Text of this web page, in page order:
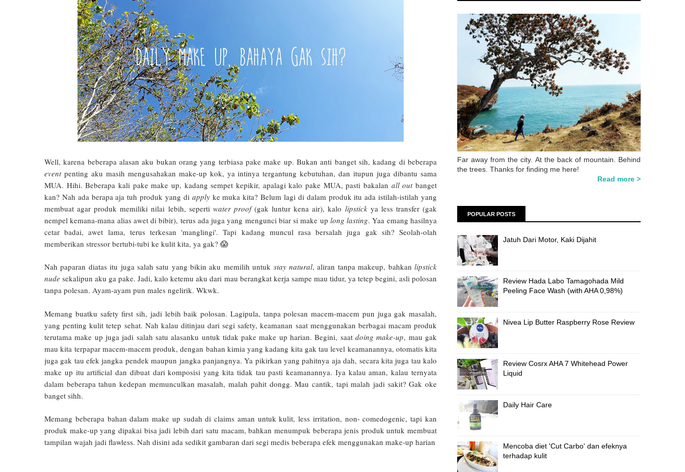
Well, karena beberapa alasan aku bukan orang yang terbiasa pake make up. Bukan anti banget sih, kadang di beberapa
eventpenting aku masih mengusahakan make-up kok, ya intinya tergantung kebutuhan, dan itupun juga dibantu sama
MUA. Hihi. Beberapa kali pake make up, kadang sempet kepikir, apalagi kalo pake MUA, pasti bakalan all outbanget
kan? Nah ada berapa aja tuh produk yang di apply ke muka kita? Belum lagi di dalam produk itu ada istilah-istilah yang
membuat agar produk memiliki nilai lebih, seperti water proof(gak luntur kena air), kalo lipstickya less transfer (gak
nempel kemana-mana alias awet di bibir), terus ada juga yang mengunci biar si make up long lasting. Yaa emang hasilnya
cetar badai, awet lama, terus terkesan 'manglingi'. Tapi kadang muncul rasa bersalah juga gak sih? Seolah-olah
memberikan stressor bertubi-tubi ke kulit kita, ya gak? 😱
Nah paparan diatas itu juga salah satu yang bikin aku memilih untuk stay natural, aliran tanpa makeup, bahkanlipstick
nude sekalipun aku ga pake. Jadi, kalo ketemu aku dari mau berangkat kerja sampe mau tidur, ya tetep begini, asli polosan
tanpa polesan. Ayam-ayam pun males ngelirik. Wkwk.
Memang buatku safety first sih, jadi lebih baik polosan. Lagipula, tanpa polesan macem-macem pun juga gak masalah,
yang penting kulit tetep sehat. Nah kalau ditinjau dari segi safety, keamanan saat menggunakan berbagai macam produk
terutama make up juga jadi salah satu alasanku untuk tidak pake make up harian. Begini, saatdoing make-up, mau gak
mau kita terpapar macem-macem produk, dengan bahan kimia yang kadang kita gak tau level keamanannya, otomatis kita
juga gak tau efek jangka pendek maupun jangka panjangnya. Ya pikirkan yang pahitnya aja dah, secara kita juga tau kalo
make up itu artificial dan dibuat dari komposisi yang kita tidak tau pasti keamanannya. Iya kalau aman, kalau ternyata
dalam beberapa tahun kedepan memunculkan masalah, malah pahit dongg. Mau cantik, tapi malah jadi sakit? Gak oke
banget sihh.
Memang beberapa bahan dalam make up sudah di claims aman untuk kulit, less irritation, non- comedogenic, tapi kan
produk make-up yang dipakai bisa jadi lebih dari satu macam, bahkan menumpuk beberapa jenis produk untuk membuat
tampilan wajah jadi flawless. Nah disini ada sedikit gambaran dari segi medis beberapa efek menggunakan make-up harian
Far away from the city. At the back of mountain. Behind
the trees. Thanks for finding me here!
Read more >
POPULAR POSTS
Jatuh Dari Motor, Kaki Dijahit
Review Hada Labo Tamagohada Mild
Peeling Face Wash (with AHA 0,98%)
Nivea Lip Butter Raspberry Rose Review
Review Cosrx AHA 7 Whitehead Power
Liquid
Daily Hair Care
Mencoba diet 'Cut Carbo' dan efeknya
terhadap kulit